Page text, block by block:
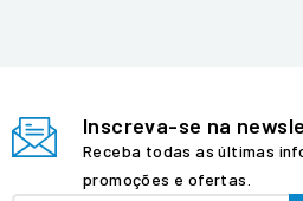
Inscreva-se na
Receba todas as últimas
promoções e ofertas.